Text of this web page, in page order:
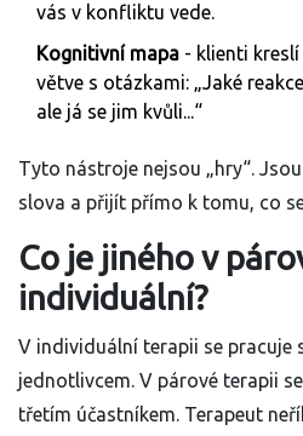
vás v konfliktu vede.
Kognitivní mapa - klienti
větve s otázkami: „Jaké
ale já se jim kvůli...“
Tyto nástroje nejsou „hry“.
slova a přijít přímo k tomu, co
Co je jiného v
individuální?
V individuální terapii se pracuje
jednotlivcem. V párové terapii
třetím účastníkem. Terapeut